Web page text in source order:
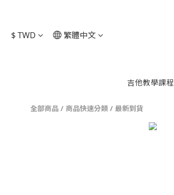
$TWD 繁體中文
吉他教學課程
全部商品 / 商品快速分類 / 最新到貨